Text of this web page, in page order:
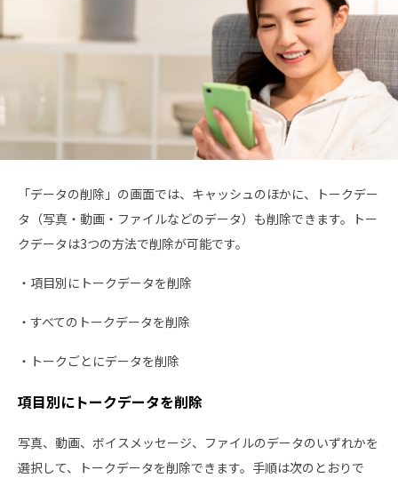
「データの削除」の画面では、キャッシュのほかに、トークデー
タ（写真・動画・ファイルなどのデータ）も削除できます。トー
クデータは3つの方法で削除が可能です。
・項目別にトークデータを削除
・すべてのトークデータを削除
・トークごとにデータを削除
項目別にトークデータを削除
写真、動画、ボイスメッセージ、ファイルのデータのいずれかを
選択して、トークデータを削除できます。手順は次のとおりで